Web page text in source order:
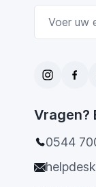
Vragen?
0544